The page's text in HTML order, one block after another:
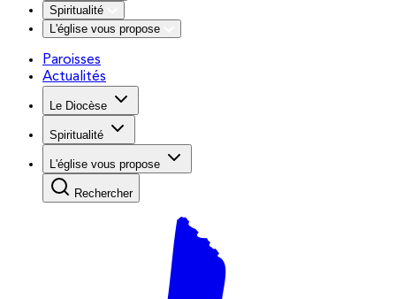
Spiritualité
L'église vous propose
Paroisses
Actualités
Le Diocèse
Spiritualité
L'église vous propose
Rechercher